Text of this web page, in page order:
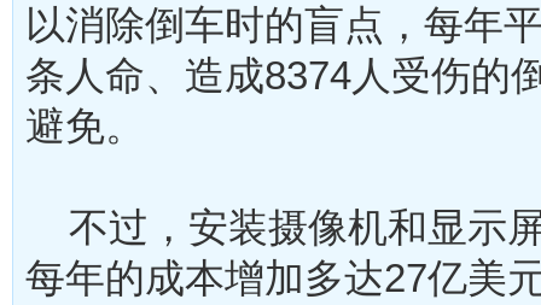
以消除倒车时的盲点，每年
条人命、造成8374人受伤的
避免。
不过，安装摄像机和显示
每年的成本增加多达27亿美